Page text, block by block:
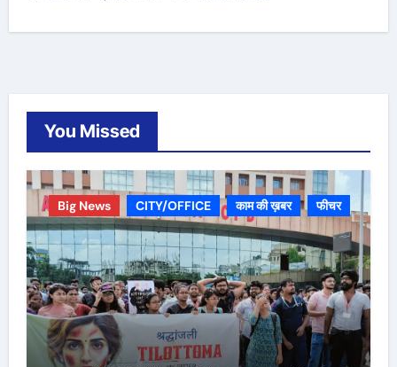
You Missed
Big News CITY/OFFICE काम की ख़बर फीचर